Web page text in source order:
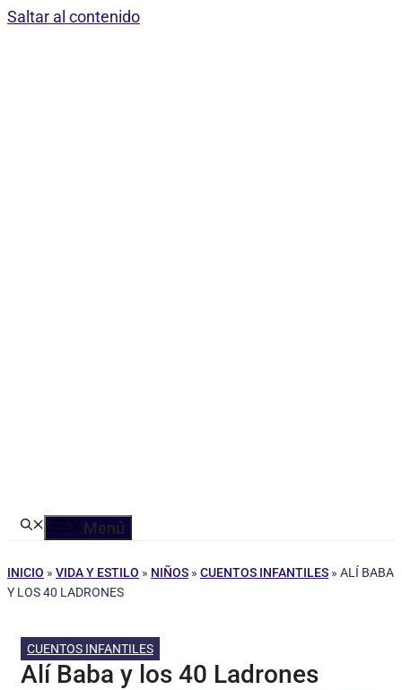
Saltar al contenido
Menú
INICIO » VIDA Y ESTILO » NIÑOS » CUENTOS INFANTILES » ALÍ BABA
Y LOS 40 LADRONES
CUENTOS INFANTILES
Alí Baba y los 40 Ladrones